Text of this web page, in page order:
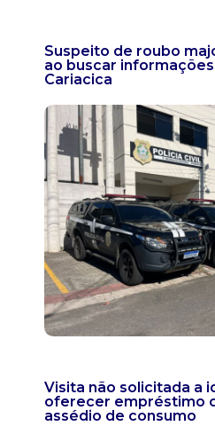
Suspeito de roubo
ao buscar
Cariacica
Visita não solicitada a
oferecer empréstimo
assédio de consumo